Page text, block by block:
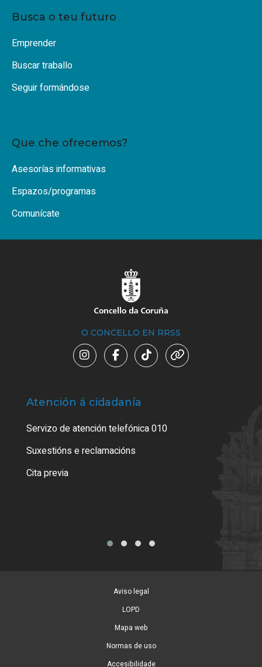
Busca o teu futuro
Emprender
Buscar traballo
Seguir formándose
Que che ofrecemos?
Asesorías informativas
Espazos/programas
Comunícate
O CONCELLO EN RRSS
Atención á cidadanía
Servizo de atención telefónica 010
Suxestións e reclamacións
Cita previa
Aviso legal
LOPD
Mapa web
Normas de uso
Accesibilidade